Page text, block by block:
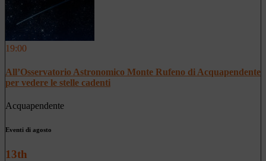
19:00
All’Osservatorio Astronomico Monte Rufeno di Acquapendente
per vedere le stelle cadenti
Acquapendente
Eventi di agosto
13th